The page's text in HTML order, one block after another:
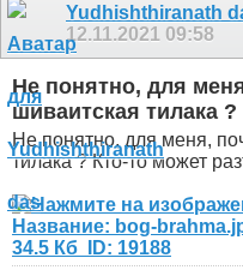
Yudhishthiranath
12.11.2021 09:58
Не понятно, для
шиваитская тилака ?
Не понятно, для меня,
тилака ? Кто-то может